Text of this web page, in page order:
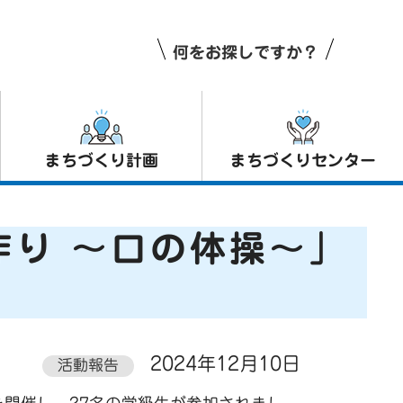
何をお探しですか？
まちづくり計画 まちづくりセンター
～口の体操～」
活動報告 2024年12月10日